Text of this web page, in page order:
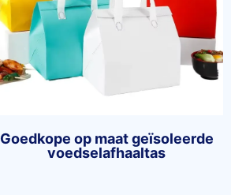
Goedkope op maat geïsoleerde
voedselafhaaltas